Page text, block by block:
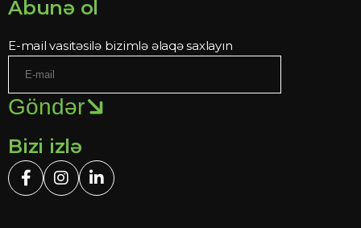
Abunə ol
E-mail vasitəsilə bizimlə əlaqə saxlayın
Göndər
Bizi izlə